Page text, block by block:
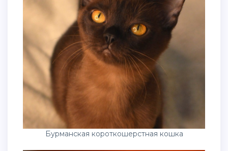
Бурманская короткошерстная кошка